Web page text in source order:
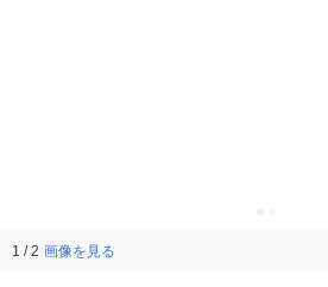
1 / 2 画像を見る